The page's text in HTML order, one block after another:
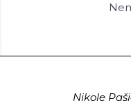
Nikole